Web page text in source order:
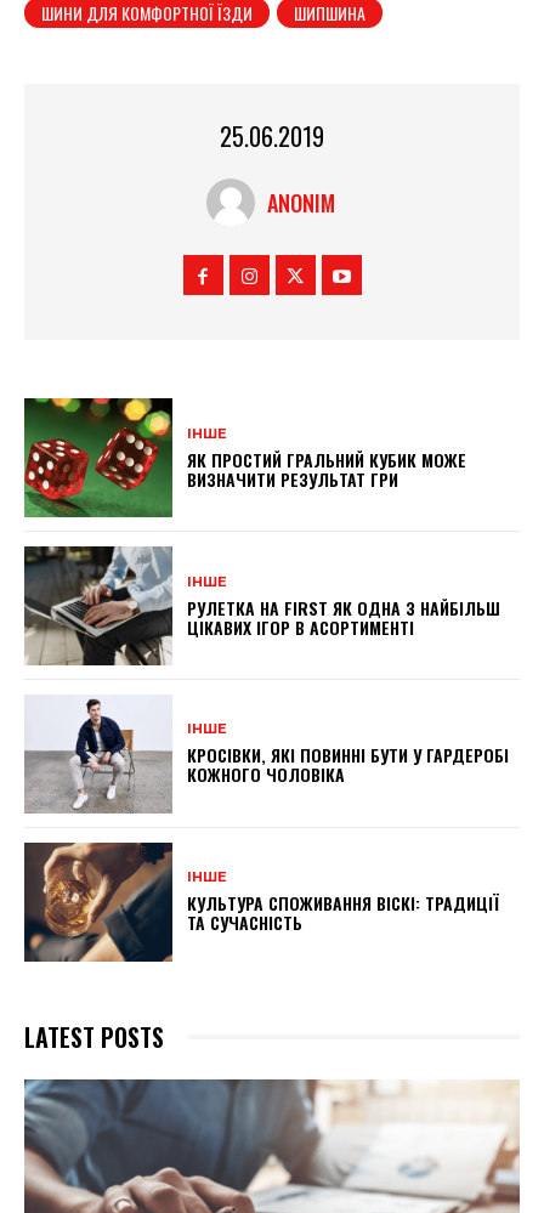
ШИНИ ДЛЯ КОМФОРТНОЇ ЇЗДИ ШИПШИНА
25.06.2019
ANONIM
ІНШЕ
ЯК ПРОСТИЙ ГРАЛЬНИЙ КУБИК МОЖЕ
ВИЗНАЧИТИ РЕЗУЛЬТАТ ГРИ
ІНШЕ
РУЛЕТКА НА FIRST ЯК ОДНА З НАЙБІЛЬШ
ЦІКАВИХ ІГОР В АСОРТИМЕНТІ
ІНШЕ
КРОСІВКИ, ЯКІ ПОВИННІ БУТИ У ГАРДЕРОБІ
КОЖНОГО ЧОЛОВІКА
ІНШЕ
КУЛЬТУРА СПОЖИВАННЯ ВІСКІ: ТРАДИЦІЇ
ТА СУЧАСНІСТЬ
LATEST POSTS